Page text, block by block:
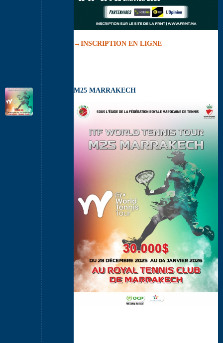
→INSCRIPTION EN LIGNE
M25 MARRAKECH